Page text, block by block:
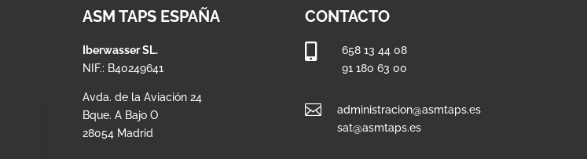
ASM TAPS ESPAÑA
Iberwasser SL.
NIF.: B40249641
Avda. de la Aviación 24
Bque. A Bajo O
28054 Madrid
CONTACTO

658 13 44 08
91 180 63 00

administracion@asmtaps.es
sat@asmtaps.es